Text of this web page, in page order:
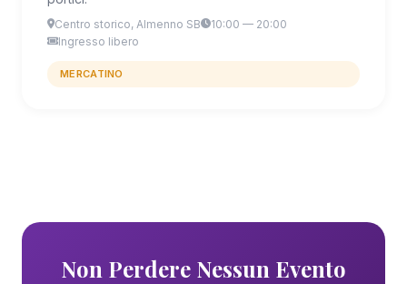
Centro storico, Almenno SB
10:00 — 20:00
Ingresso libero
MERCATINO
Non Perdere Nessun Evento